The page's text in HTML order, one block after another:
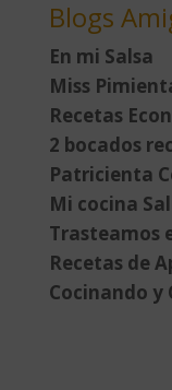
Blogs
En mi Salsa
Miss
Recetas
2 bocados
Patricienta
Mi cocina
Trasteamos
Recetas de
Cocinando y